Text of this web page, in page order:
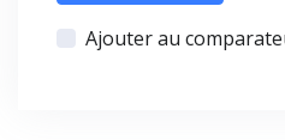
Ajouter au